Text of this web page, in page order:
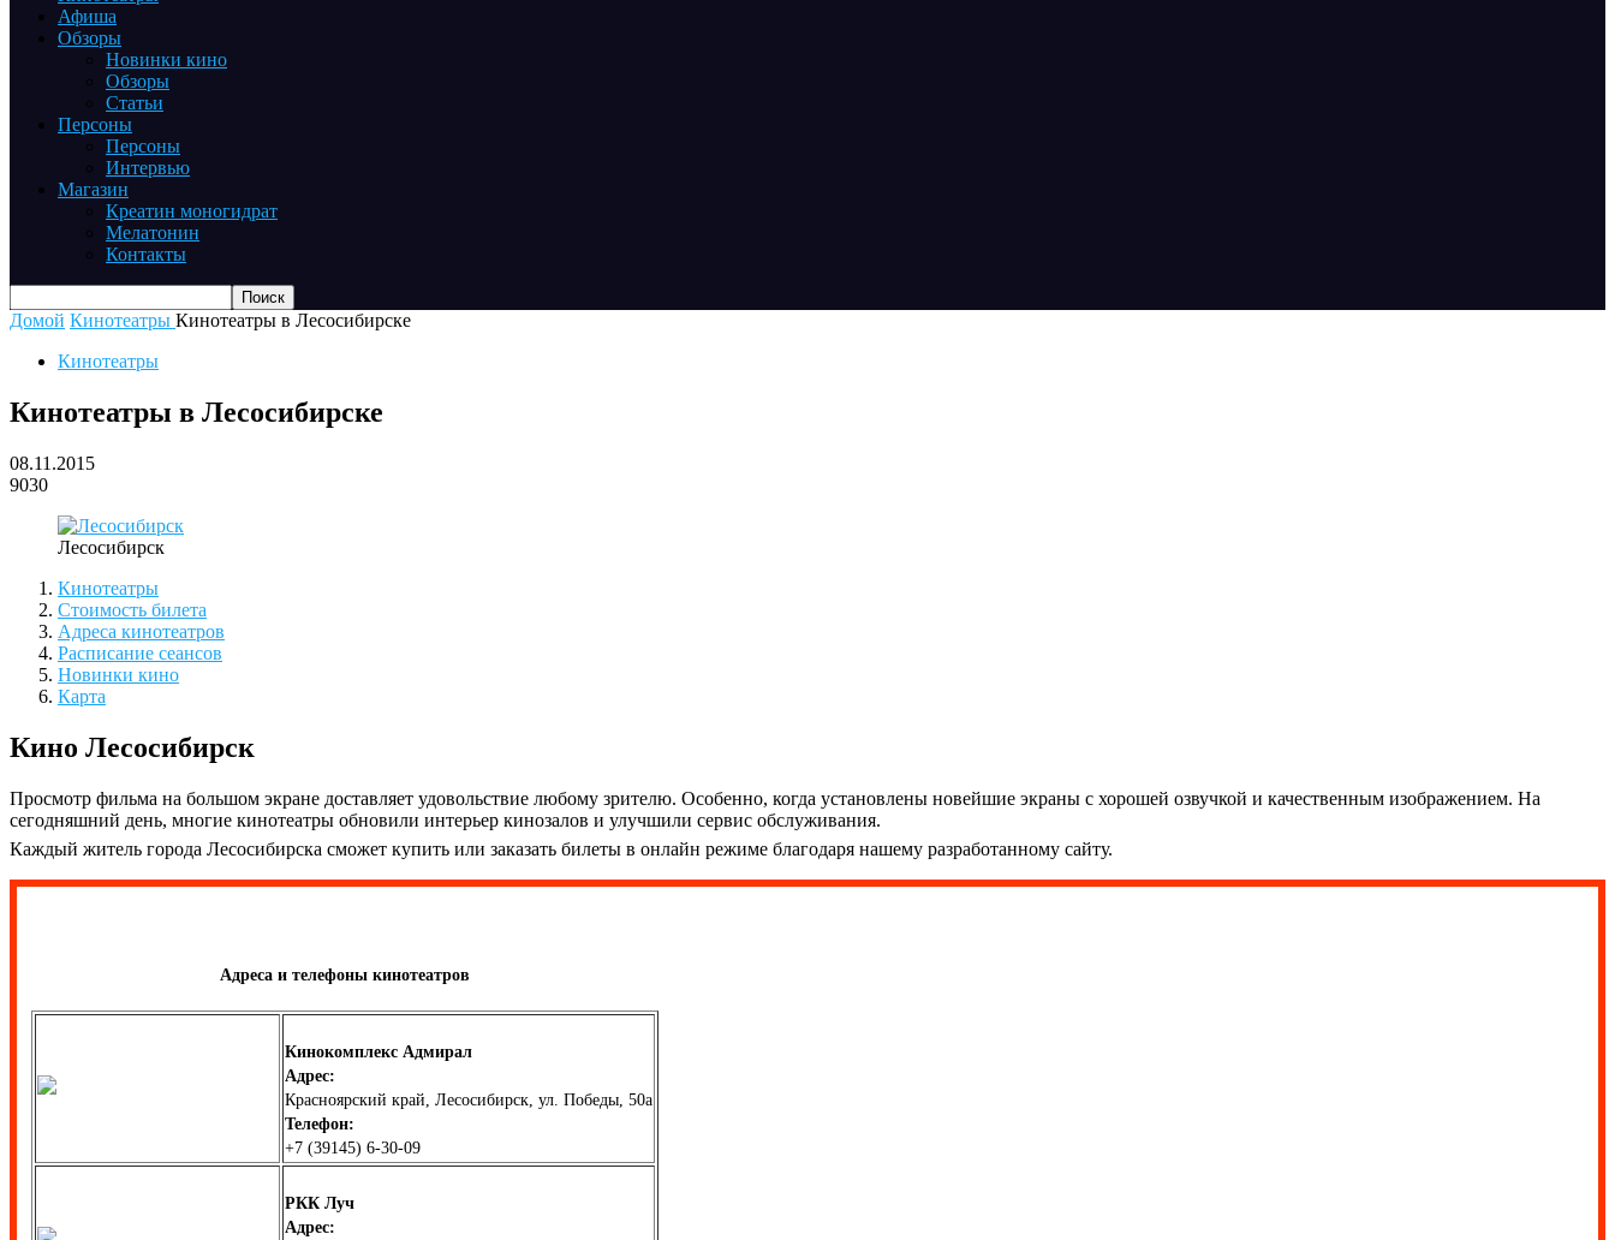
Афиша
Обзоры
Новинки кино
Обзоры
Статьи
Персоны
Персоны
Интервью
Магазин
Креатин моногидрат
Мелатонин
Контакты
Домой Кинотеатры Кинотеатры в Лесосибирске
Кинотеатры
Кинотеатры в Лесосибирске
08.11.2015
9030
Лесосибирск
Кинотеатры
Стоимость билета
Адреса кинотеатров
Расписание сеансов
Новинки кино
Карта
Кино Лесосибирск
Просмотр фильма на большом экране доставляет удовольствие любому зрителю. Особенно, когда установлены новейшие экраны с хорошей озвучкой и качественным изображением. На
сегодняшний день, многие кинотеатры обновили интерьер кинозалов и улучшили сервис обслуживания.
Каждый житель города Лесосибирска сможет купить или заказать билеты в онлайн режиме благодаря нашему разработанному сайту.
Адреса и телефоны кинотеатров
Кинокомплекс Адмирал
Адрес:
Красноярский край, Лесосибирск, ул. Победы, 50а
Телефон:
+7 (39145) 6-30-09
РКК Луч
Адрес: